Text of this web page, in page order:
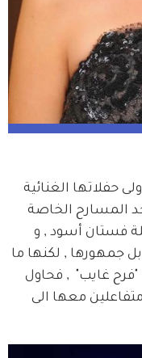
16 نوفمبر  أولى حفلاتها الغنائية
المسارح الخاصة
فستان أسود , و
جمهورها , لكنها ما
غايب"  , فحاول
معها الى